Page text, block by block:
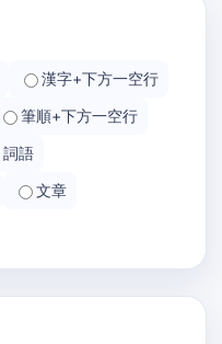
漢字+下方一空行
筆順+下方一空行
詞語
文章